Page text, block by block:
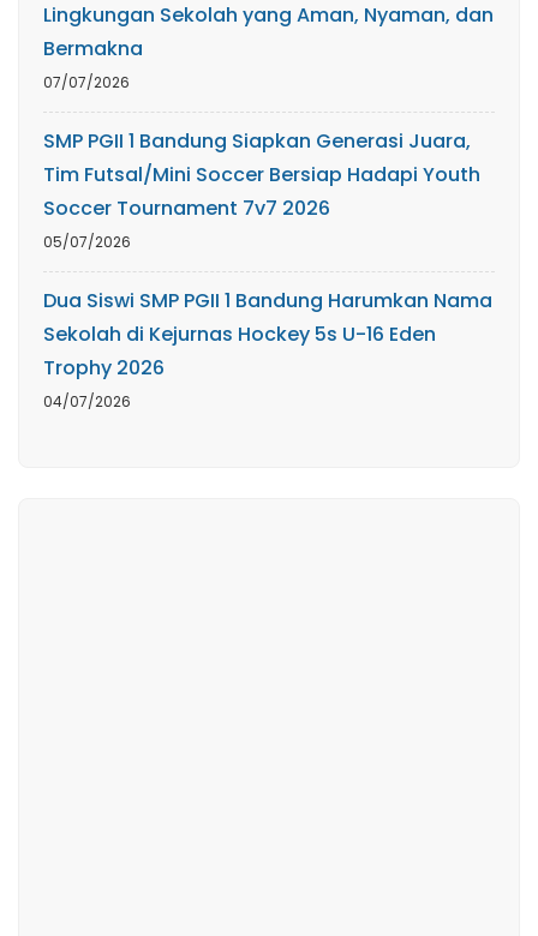
Lingkungan Sekolah yang Aman, Nyaman, dan
Bermakna
07/07/2026
SMP PGII 1 Bandung Siapkan Generasi Juara,
Tim Futsal/Mini Soccer Bersiap Hadapi Youth
Soccer Tournament 7v7 2026
05/07/2026
Dua Siswi SMP PGII 1 Bandung Harumkan Nama
Sekolah di Kejurnas Hockey 5s U-16 Eden
Trophy 2026
04/07/2026